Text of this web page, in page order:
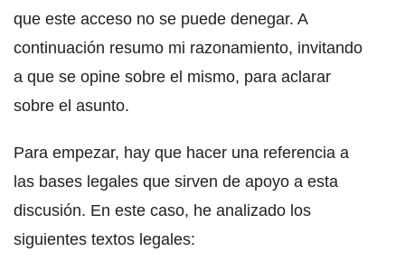
que este acceso no se puede denegar. A
continuación resumo mi razonamiento, invitando
a que se opine sobre el mismo, para aclarar
sobre el asunto.
Para empezar, hay que hacer una referencia a
las bases legales que sirven de apoyo a esta
discusión. En este caso, he analizado los
siguientes textos legales: